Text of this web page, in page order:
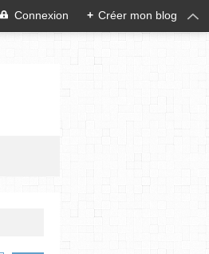
Connexion + Créer mon blog